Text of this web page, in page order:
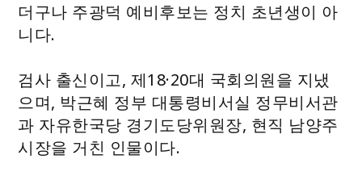
더구나 주광덕 예비후보는 정치 초년생이 아
니다.
검사 출신이고, 제18·20대 국회의원을 지냈
으며, 박근혜 정부 대통령비서실 정무비서관
과 자유한국당 경기도당위원장, 현직 남양주
시장을 거친 인물이다.